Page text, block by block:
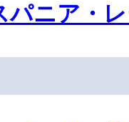
パニア・